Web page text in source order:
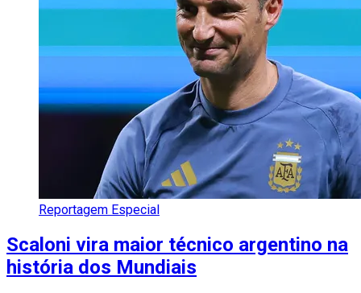
Reportagem Especial
Scaloni vira maior técnico argentino na
história dos Mundiais